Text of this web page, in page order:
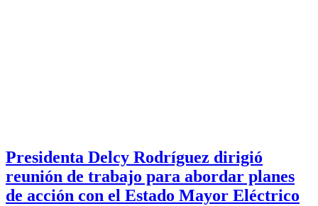
Presidenta Delcy Rodríguez dirigió
reunión de trabajo para abordar planes
de acción con el Estado Mayor Eléctrico